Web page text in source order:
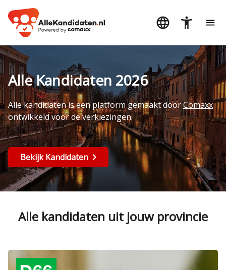
Alle Kandidaten 2026
Alle kandidaten is een platform gemaakt doorComaxx
ontwikkeld voor de verkiezingen.
Bekijk Kandidaten
Alle kandidaten uit jouw provincie